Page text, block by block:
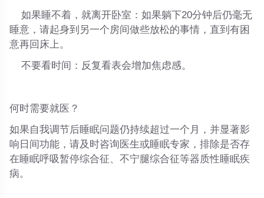
如果睡不着，就离开卧室 ：如果躺下20分钟后仍毫无
睡意，请起身到另一个房间做些放松的事情，直到有困
意再回床上。
不要看时间 ：反复看表会增加焦虑感。
何时需要就医？
如果自我调节后睡眠问题仍持续超过一个月，并显著影
响日间功能，请及时咨询医生或睡眠专家，排除是否存
在睡眠呼吸暂停综合征、不宁腿综合征等器质性睡眠疾
病。